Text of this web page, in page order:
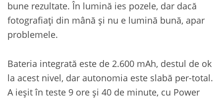
bune rezultate. În lumină ies pozele, dar dacă
fotografiați din mână și nu e lumină bună, apar
problemele.
Bateria integrată este de 2.600 mAh, destul de ok
la acest nivel, dar autonomia este slabă per-total.
A ieșit în teste 9 ore și 40 de minute, cu Power